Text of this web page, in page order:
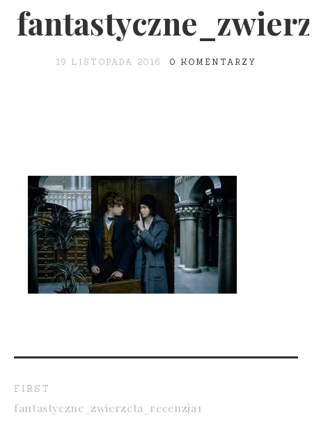
19 LISTOPADA 2016 0 KOMENTARZY
FIRST
fantastyczne_zwierzeta_recenzja1